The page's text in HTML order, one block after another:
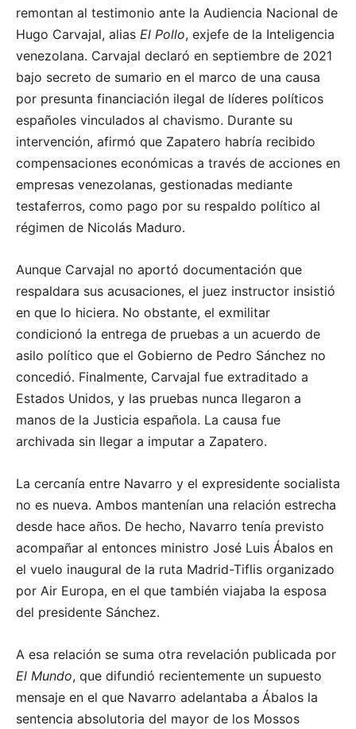
remontan al testimonio ante la Audiencia Nacional de
Hugo Carvajal, alias El Pollo, exjefe de la Inteligencia
venezolana. Carvajal declaró en septiembre de 2021
bajo secreto de sumario en el marco de una causa
por presunta financiación ilegal de líderes políticos
españoles vinculados al chavismo. Durante su
intervención, afirmó que Zapatero habría recibido
compensaciones económicas a través de acciones en
empresas venezolanas, gestionadas mediante
testaferros, como pago por su respaldo político al
régimen de Nicolás Maduro.
Aunque Carvajal no aportó documentación que
respaldara sus acusaciones, el juez instructor insistió
en que lo hiciera. No obstante, el exmilitar
condicionó la entrega de pruebas a un acuerdo de
asilo político que el Gobierno de Pedro Sánchez no
concedió. Finalmente, Carvajal fue extraditado a
Estados Unidos, y las pruebas nunca llegaron a
manos de la Justicia española. La causa fue
archivada sin llegar a imputar a Zapatero.
La cercanía entre Navarro y el expresidente socialista
no es nueva. Ambos mantenían una relación estrecha
desde hace años. De hecho, Navarro tenía previsto
acompañar al entonces ministro José Luis Ábalos en
el vuelo inaugural de la ruta Madrid-Tiflis organizado
por Air Europa, en el que también viajaba la esposa
del presidente Sánchez.
A esa relación se suma otra revelación publicada por
El Mundo, que difundió recientemente un supuesto
mensaje en el que Navarro adelantaba a Ábalos la
sentencia absolutoria del mayor de los Mossos